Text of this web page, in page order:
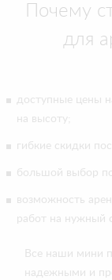
Почему
для
доступные цены
на высоту;
гибкие скидки
большой выбор
возможность
работ на нужный
Все наши мини
надежными и